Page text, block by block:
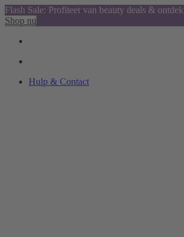
Flash Sale: Profiteer van beauty deals &
Shop nu
Hulp & Contact